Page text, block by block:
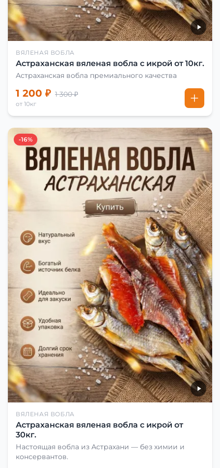
ВЯЛЕНАЯ ВОБЛА
Астраханская вяленая вобла с икрой от 10кг.
Астраханская вобла премиального качества
1 200 ₽ 1 300 ₽
от 10кг
-16%
ВЯЛЕНАЯ ВОБЛА
Астраханская вяленая вобла с икрой от
30кг.
Настоящая вобла из Астрахани — без химии и
консервантов.